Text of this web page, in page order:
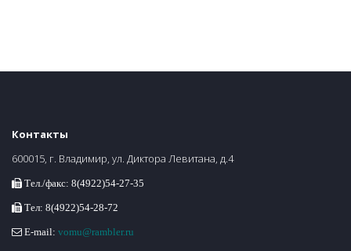
Контакты
600015, г. Владимир, ул. Диктора Левитана, д.4
Тел./факс: 8(4922)54-27-35
Тел: 8(4922)54-28-72
E-mail: vomu@rambler.ru